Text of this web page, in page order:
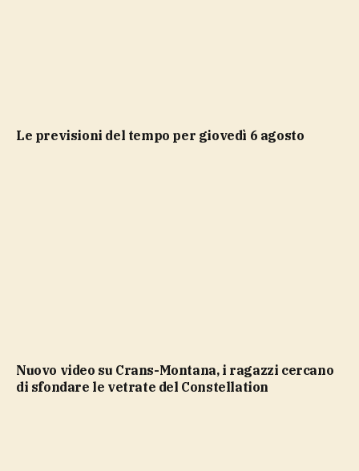
Le previsioni del tempo per giovedì 6 agosto
Nuovo video su Crans-Montana, i ragazzi cercano
di sfondare le vetrate del Constellation